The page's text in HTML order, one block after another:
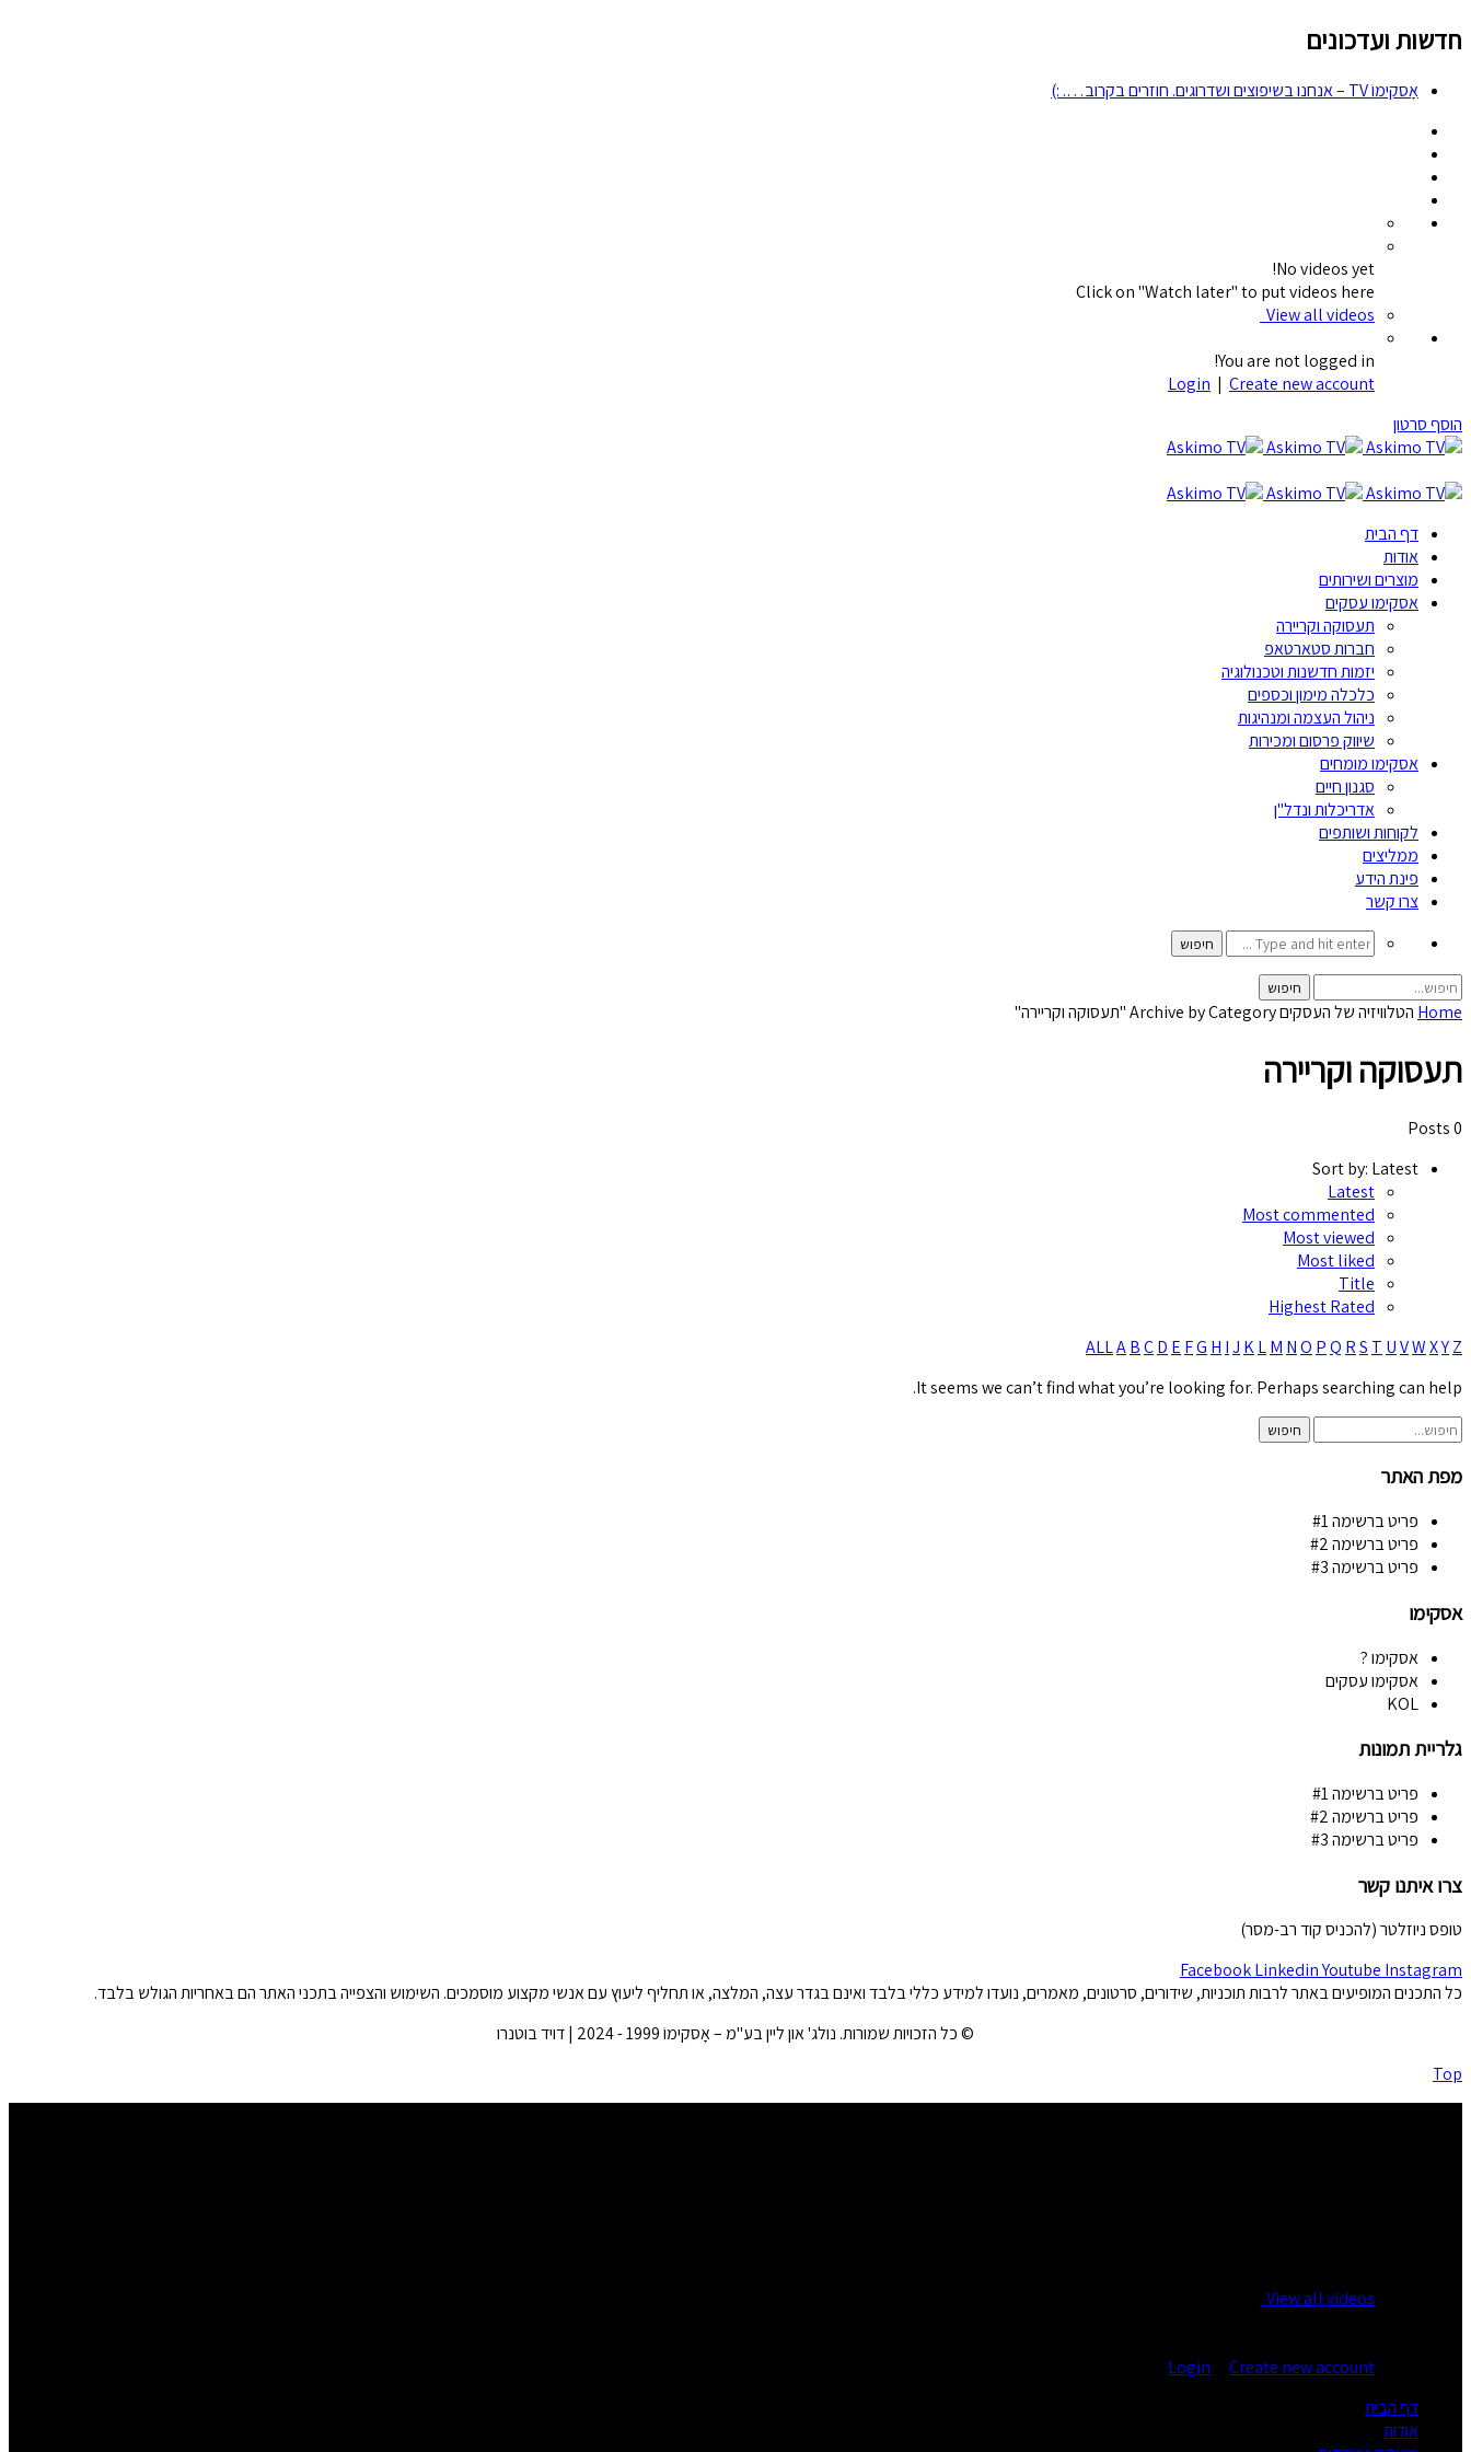
חדשות ועדכונים
אָסקימוֹ TV – אנחנו בשיפוצים ושדרוגים. חוזרים בקרוב…. :)
No videos yet!
Click on "Watch later" to put videos here
View all videos
You are not logged in!
Login | Create new account
הוסף סרטון
דף הבית
אודות
מוצרים ושירותים
אסקימו עסקים
תעסוקה וקריירה
חברות סטארטאפ
יזמות חדשנות וטכנולוגיה
כלכלה מימון וכספים
ניהול העצמה ומנהיגות
שיווק פרסום ומכירות
אסקימו מומחים
סגנון חיים
אדריכלות ונדל"ן
לקוחות ושותפים
ממליצים
פינת הידע
צרו קשר
Home הטלוויזיה של העסקיםArchive by Category "תעסוקה וקריירה"
תעסוקה וקריירה
0 Posts
Sort by: Latest
Latest
Most commented
Most viewed
Most liked
Title
Highest Rated
ALLABCD E FG H IJ KLM NO PQ RS T UVWXYZ
It seems we can’t find what you’re looking for. Perhaps searching can help.
מפת האתר
פריט ברשימה #1
פריט ברשימה #2
פריט ברשימה #3
אסקימו
אסקימו ?
אסקימו עסקים
KOL
גלריית תמונות
פריט ברשימה #1
פריט ברשימה #2
פריט ברשימה #3
צרו איתנו קשר
טופס ניוזלטר (להכניס קוד רב-מסר)
FacebookLinkedinYoutube Instagram
כל התכנים המופיעים באתר לרבות תוכניות, שידורים, סרטונים, מאמרים, נועדו למידע כללי בלבד ואינם בגדר עצה, המלצה, או תחליף ליעוץ עם אנשי מקצוע מוסמכים. השימוש והצפייה בתכני האתר הם באחריות הגולש בלבד.
© כל הזכויות שמורות. נולג' און ליין בע"מ – אָסקימוֹ 1999 - 2024 | דויד בוטנרו
Top
View all videos
Login
Create new account
דף הבית
אודות